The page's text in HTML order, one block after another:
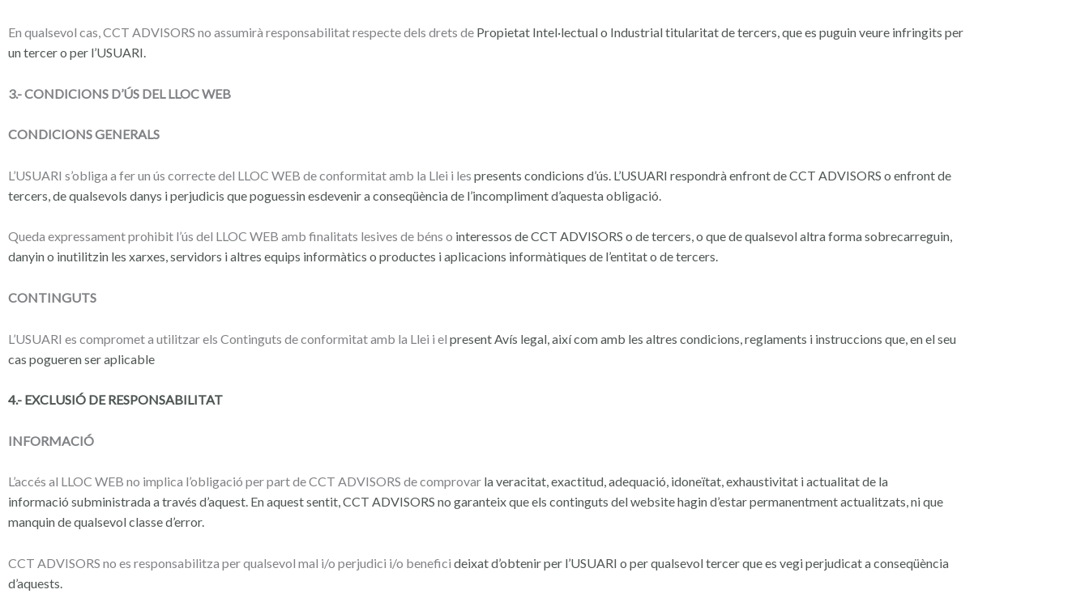
En qualsevol cas, CCT ADVISORS no assumirà responsabilitat respecte dels drets de Propietat Intel·lectual o Industrial titularitat de tercers, que es puguin veure infringits per
un tercer o per l’USUARI.
3.- CONDICIONS D’ÚS DEL LLOC WEB
CONDICIONS GENERALS
L’USUARI s’obliga a fer un ús correcte del LLOC WEB de conformitat amb la Llei i les presents condicions d’ús. L’USUARI respondrà enfront de CCT ADVISORS o enfrontde
tercers, de qualsevols danys i perjudicis que poguessin esdevenir a conseqüènciade l’incompliment d’aquesta obligació.
Queda expressament prohibit l’ús del LLOC WEB amb finalitats lesives de béns o interessos de CCT ADVISORS o de tercers, o que de qualsevol altra formasobrecarreguin,
danyin o inutilitzin les xarxes, servidors i altres equips informàtics o productes i aplicacions informàtiques de l’entitat o de tercers.
CONTINGUTS
L’USUARI es compromet a utilitzar els Continguts de conformitat amb la Llei i el present Avís legal, així com amb les altres condicions, reglaments i instruccions que, en el seu
cas pogueren ser aplicable
4.- EXCLUSIÓ DE RESPONSABILITAT
INFORMACIÓ
L’accés al LLOC WEB no implica l’obligació per part de CCT ADVISORS de comprovar la veracitat, exactitud, adequació, idoneïtat, exhaustivitat i actualitat de la
informació subministrada a través d’aquest. En aquest sentit, CCT ADVISORS no garanteix queels continguts del website hagin d’estar permanentment actualitzats, ni que
manquinde qualsevol classe d’error.
CCT ADVISORS no es responsabilitza per qualsevol mal i/o perjudici i/o benefici deixat d’obtenir per l’USUARI o per qualsevol tercer que es vegi perjudicat aconseqüència
d’aquests.